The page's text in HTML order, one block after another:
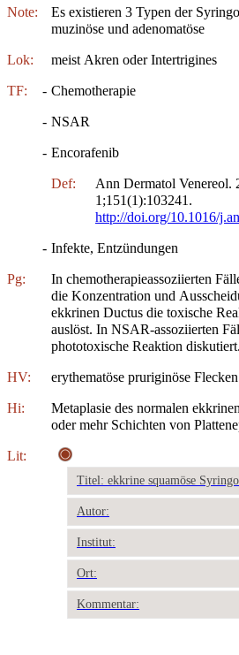
Note:
Es existieren 3 Typen der
muzinöse und adenomatöse
Lok: meist Akren oder Intertrigines
TF: - Chemotherapie
- NSAR
- Encorafenib
Def:
Ann Dermatol Venereol.
1;151(1):103241.
http://doi.org/10.1016/
- Infekte, Entzündungen
Pg:
In chemotherapieassoziierten
die Konzentration und
ekkrinen Ductus die toxische
auslöst. In NSAR-assoziierten
phototoxische Reaktion diskutiert.
HV: erythematöse pruriginöse
Hi:
Metaplasie des normalen
oder mehr Schichten von
Lit:
Titel: ekkrine squamöse
Autor:
Institut:
Ort:
Kommentar: